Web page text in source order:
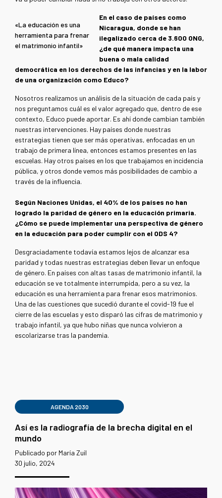
«La educación es una
herramienta para frenar
el matrimonio infantil»
En el caso de países como
Nicaragua, donde se han
ilegalizado cerca de 3.600 ONG,
¿de qué manera impacta una
buena o mala calidad
democrática en los derechos de las infancias y en la labor
de una organización como Educo?
Nosotros realizamos un análisis de la situación de cada país y
nos preguntamos cuál es el valor agregado que, dentro de ese
contexto, Educo puede aportar. Es ahí donde cambian también
nuestras intervenciones. Hay países donde nuestras
estrategias tienen que ser más operativas, enfocadas en un
trabajo de primera línea, entonces estamos presentes en las
escuelas. Hay otros países en los que trabajamos en incidencia
pública, y otros donde vemos más posibilidades de cambio a
través de la influencia.
Según Naciones Unidas, el 40% de los países no han
logrado la paridad de género en la educación primaria.
¿Cómo se puede implementar una perspectiva de género
en la educación para poder cumplir con el ODS 4?
Desgraciadamente todavía estamos lejos de alcanzar esa
paridad y todas nuestras estrategias deben llevar un enfoque
de género. En países con altas tasas de matrimonio infantil, la
educación se ve totalmente interrumpida, pero a su vez, la
educación es una herramienta para frenar esos matrimonios.
Una de las cuestiones que sucedió durante el covid-19 fue el
cierre de las escuelas y esto disparó las cifras de matrimonio y
trabajo infantil, ya que hubo niñas que nunca volvieron a
escolarizarse tras la pandemia.
AGENDA 2030
Así es la radiografía de la brecha digital en el
mundo
Publicado por María Zuil
30 julio, 2024